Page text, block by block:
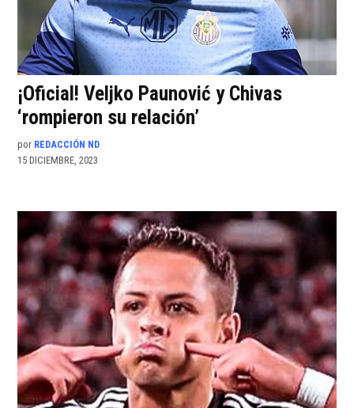
¡Oficial! Veljko Paunović y Chivas
‘rompieron su relación’
por REDACCIÓN ND
15 DICIEMBRE, 2023